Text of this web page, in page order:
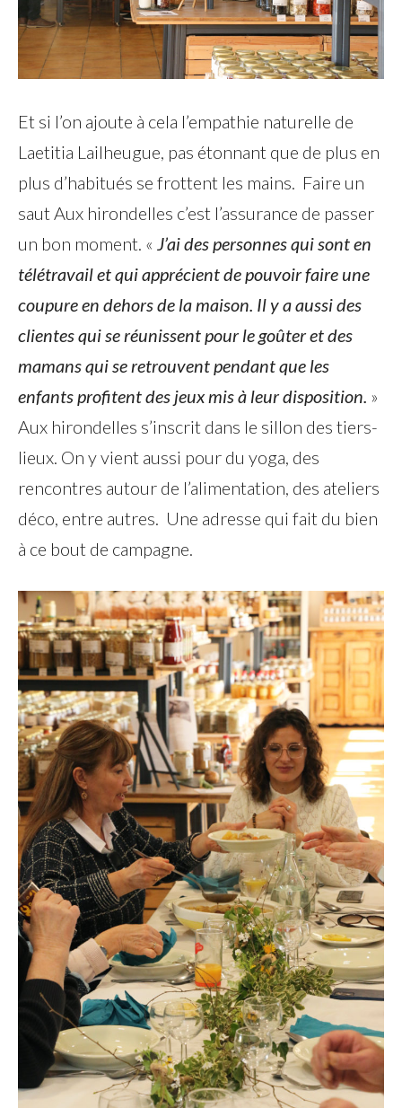
Et si l’on ajoute à cela l’empathie naturelle de
Laetitia Lailheugue, pas étonnant que de plus en
plus d’habitués se frottent les mains. Faire un
saut Aux hirondelles c’est l’assurance de passer
un bon moment. « J’ai des personnes qui sont en
télétravail et qui apprécient de pouvoir faire une
coupure en dehors de la maison. Il y a aussi des
clientes qui se réunissent pour le goûter et des
mamans qui se retrouvent pendant que les
enfants profitent des jeux mis à leur disposition. »
Aux hirondelles s’inscrit dans le sillon des tiers-
lieux. On y vient aussi pour du yoga, des
rencontres autour de l’alimentation, des ateliers
déco, entre autres. Une adresse qui fait du bien
à ce bout de campagne.